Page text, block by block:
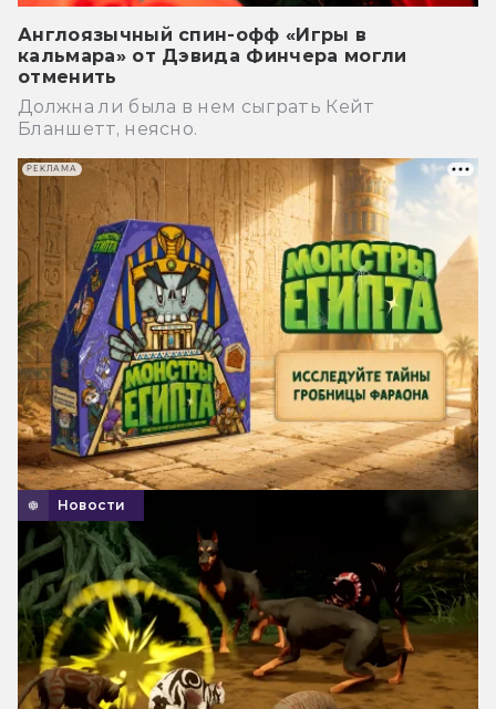
Англоязычный спин-офф «Игры в
кальмара» от Дэвида Финчера могли
отменить
Должна ли была в нем сыграть Кейт
Бланшетт, неясно.
Новости
РЕКЛАМА